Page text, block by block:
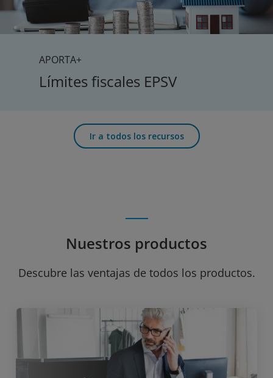
APORTA+
Límites fiscales EPSV
Ir a todos los recursos
Nuestros productos
Descubre las ventajas de todos los productos.